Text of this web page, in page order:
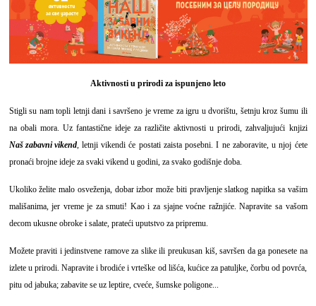
Aktivnosti u prirodi za ispunjeno leto
Stigli su nam topli letnji dani i savršeno je vreme za igru u dvorištu, šetnju kroz šumu ili
na obali mora. Uz fantastične ideje za različite aktivnosti u prirodi, zahvaljujući knjizi
Naš zabavni vikend, letnji vikendi će postati zaista posebni. I ne zaboravite, u njoj ćete
pronaći brojne ideje za svaki vikend u godini, za svako godišnje doba.
Ukoliko želite malo osveženja, dobar izbor može biti pravljenje slatkog napitka sa vašim
mališanima, jer vreme je za smuti! Kao i za sjajne voćne ražnjiće. Napravite sa vašom
decom ukusne obroke i salate, prateći uputstvo za pripremu.
Možete praviti i jedinstvene ramove za slike ili preukusan kiš, savršen da ga ponesete na
izlete u prirodi. Napravite i brodiće i vrteške od lišća, kućice za patuljke, čorbu od povrća,
pitu od jabuka; zabavite se uz leptire, cveće, šumske poligone...